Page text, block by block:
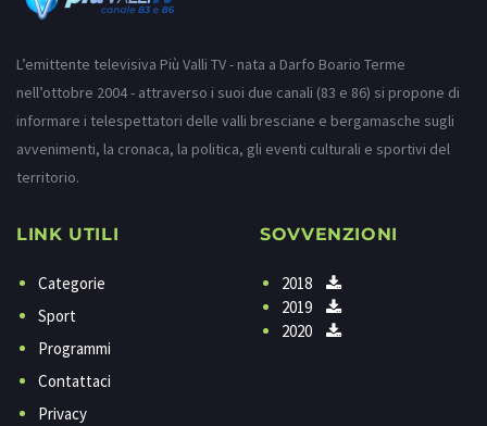
L’emittente televisiva Più Valli TV - nata a Darfo Boario Terme
nell’ottobre 2004 - attraverso i suoi due canali (83 e 86) si propone di
informare i telespettatori delle valli bresciane e bergamasche sugli
avvenimenti, la cronaca, la politica, gli eventi culturali e sportivi del
territorio.
LINK UTILI
Categorie
Sport
Programmi
Contattaci
Privacy
SOVVENZIONI
2018
2019
2020